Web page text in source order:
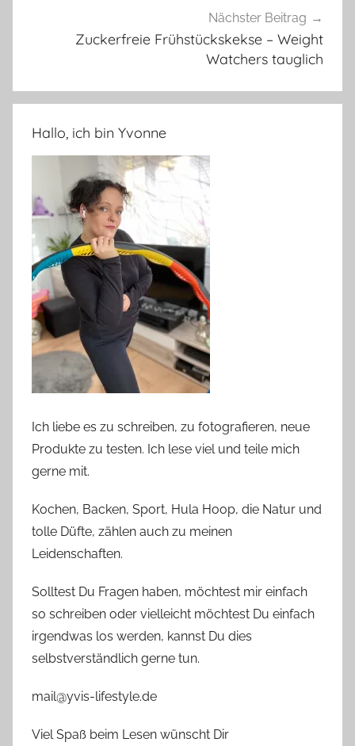
Nächster Beitrag
Zuckerfreie Frühstückskekse – Weight
Watchers tauglich
Hallo, ich bin Yvonne
Ich liebe es zu schreiben, zu fotografieren, neue
Produkte zu testen. Ich lese viel und teile mich
gerne mit.
Kochen, Backen, Sport, Hula Hoop, die Natur und
tolle Düfte, zählen auch zu meinen
Leidenschaften.
Solltest Du Fragen haben, möchtest mir einfach
so schreiben oder vielleicht möchtest Du einfach
irgendwas los werden, kannst Du dies
selbstverständlich gerne tun.
mail@yvis-lifestyle.de
Viel Spaß beim Lesen wünscht Dir